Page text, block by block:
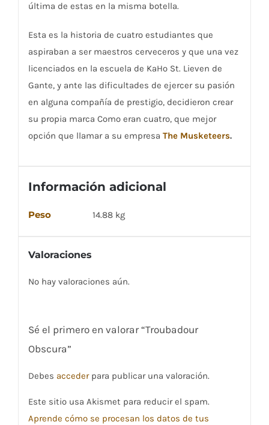
última de estas en la misma botella.
Esta es la historia de cuatro estudiantes que
aspiraban a ser maestros cerveceros y que una vez
licenciados en la escuela de KaHo St. Lieven de
Gante, y ante las dificultades de ejercer su pasión
en alguna compañía de prestigio, decidieron crear
su propia marca Como eran cuatro, que mejor
opción que llamar a su empresa The Musketeers.
Información adicional
Peso 14.88 kg
Valoraciones
No hay valoraciones aún.
Sé el primero en valorar “Troubadour
Obscura”
Debes accederpara publicar una valoración.
Este sitio usa Akismet para reducir el spam.
Aprende cómo se procesan los datos de tus